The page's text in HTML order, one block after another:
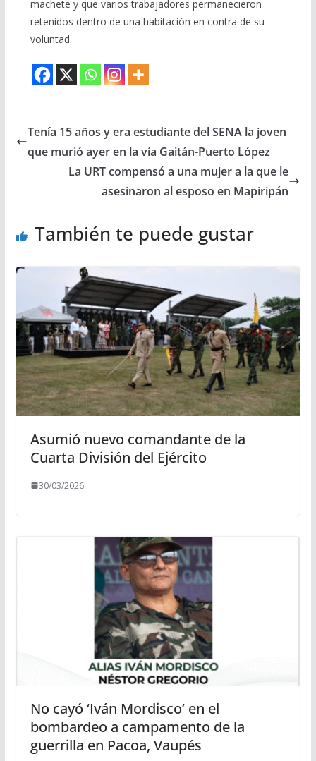
machete y que varios trabajadores permanecieron
retenidos dentro de una habitación en contra de su
voluntad.
Tenía 15 años y era estudiante del SENA la joven
que murió ayer en la vía Gaitán-Puerto López
La URT compensó a una mujer a la que le
asesinaron al esposo en Mapiripán
También te puede gustar
Asumió nuevo comandante de la
Cuarta División del Ejército
30/03/2026
No cayó ‘Iván Mordisco’ en el
bombardeo a campamento de la
guerrilla en Pacoa, Vaupés